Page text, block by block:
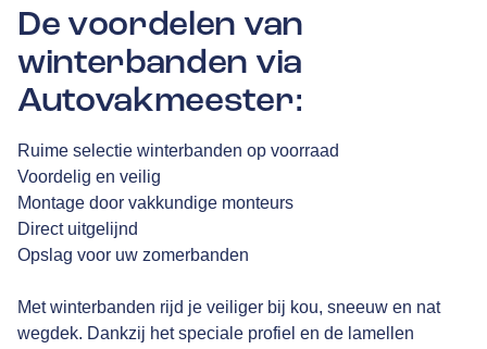
De voordelen van
winterbanden via
Autovakmeester:
Ruime selectie winterbanden op voorraad
Voordelig en veilig
Montage door vakkundige monteurs
Direct uitgelijnd
Opslag voor uw zomerbanden
Met winterbanden rijd je veiliger bij kou, sneeuw en nat
wegdek. Dankzij het speciale profiel en de lamellen